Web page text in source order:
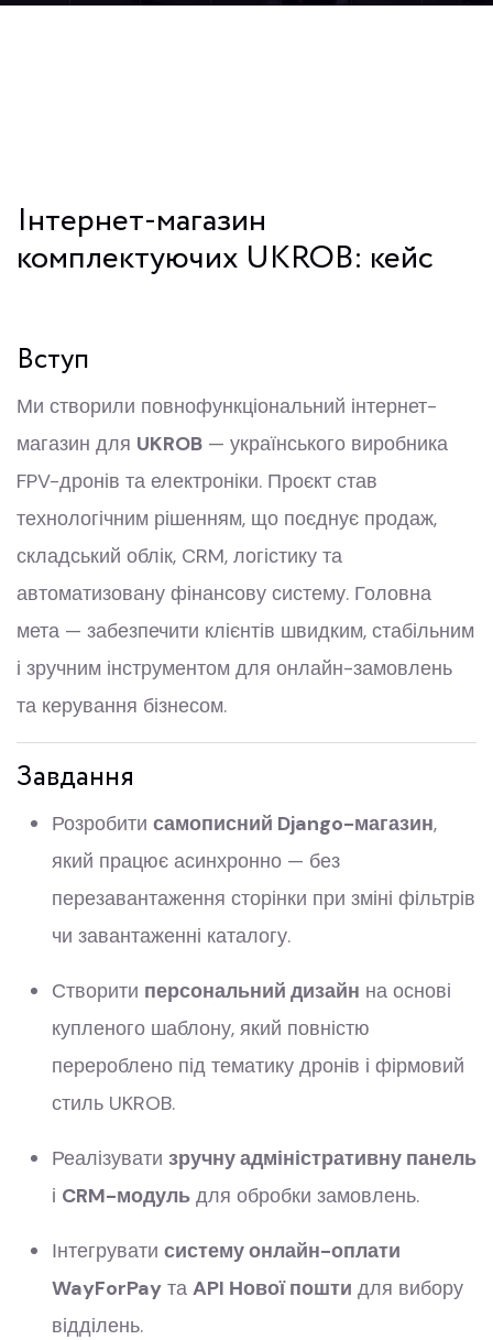
Інтернет-магазин
комплектуючих UKROB: кейс
Вступ
Ми створили повнофункціональний інтернет-
магазин для UKROB — українського виробника
FPV-дронів та електроніки. Проєкт став
технологічним рішенням, що поєднує продаж,
складський облік, CRM, логістику та
автоматизовану фінансову систему. Головна
мета — забезпечити клієнтів швидким, стабільним
і зручним інструментом для онлайн-замовлень
та керування бізнесом.
Завдання
Розробити самописний Django-магазин,
який працює асинхронно — без
перезавантаження сторінки при зміні фільтрів
чи завантаженні каталогу.
Створити персональний дизайн на основі
купленого шаблону, який повністю
перероблено під тематику дронів і фірмовий
стиль UKROB.
Реалізувати зручну адміністративну панель
і CRM-модуль для обробки замовлень.
Інтегрувати систему онлайн-оплати
WayForPay та API Нової пошти для вибору
відділень.